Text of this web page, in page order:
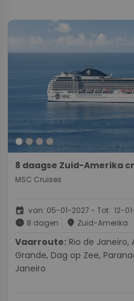
8 daagse Zuid-Amerika
MSC Cruises
event van: 05-01-2027 - Tot: 12-
schedule 8 dagen place Zuid-Amerika
Vaarroute:
Grande, Dag op Zee,
Janeiro